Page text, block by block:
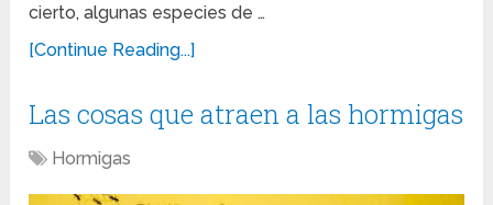
cierto, algunas especies de …
[Continue Reading...]
Las cosas que atraen a las hormigas
Hormigas